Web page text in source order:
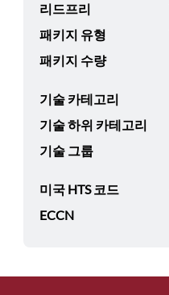
리드프리
패키지 유형
패키지 수량
기술 카테고리
기술 하위 카테고리
기술 그룹
미국 HTS 코드
ECCN